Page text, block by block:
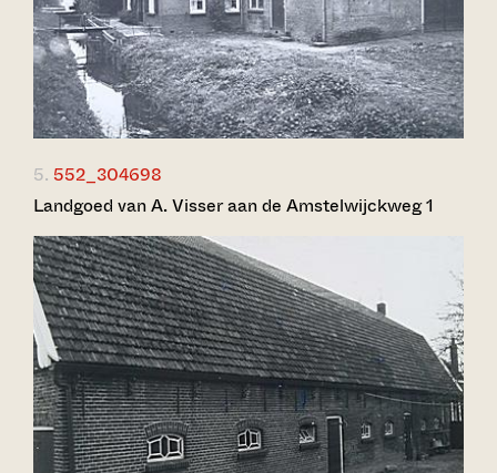
5. 552_304698
Landgoed van A. Visser aan de Amstelwijckweg 1